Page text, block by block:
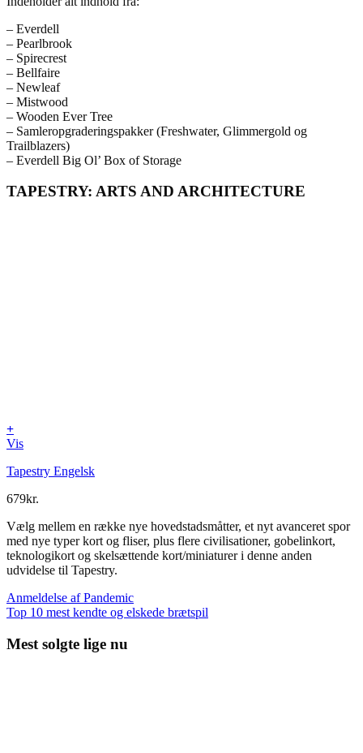
– Everdell
– Pearlbrook
– Spirecrest
– Bellfaire
– Newleaf
– Mistwood
– Wooden Ever Tree
– Samleropgraderingspakker (Freshwater, Glimmergold og
Trailblazers)
– Everdell Big Ol’ Box of Storage
TAPESTRY: ARTS AND ARCHITECTURE
+
Vis
Tapestry Engelsk
679kr.
Vælg mellem en række nye hovedstadsmåtter, et nyt avanceret spor
med nye typer kort og fliser, plus flere civilisationer, gobelinkort,
teknologikort og skelsættende kort/miniaturer i denne anden
udvidelse til Tapestry.
Anmeldelse af Pandemic
Top 10 mest kendte og elskede brætspil
Mest solgte lige nu